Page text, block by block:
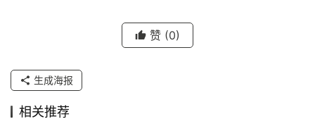
赞 (0)
生成海报
相关推荐